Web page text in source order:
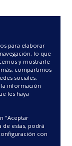
para elaborar
lo que
y mostrarle
compartimos
sociales,
la información
les haya
"Aceptar
de estas, podrá
con